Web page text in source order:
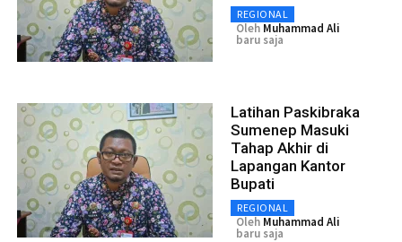
REGIONAL
Oleh Muhammad Ali
baru saja
Latihan Paskibraka
Sumenep Masuki
Tahap Akhir di
Lapangan Kantor
Bupati
REGIONAL
Oleh Muhammad Ali
baru saja